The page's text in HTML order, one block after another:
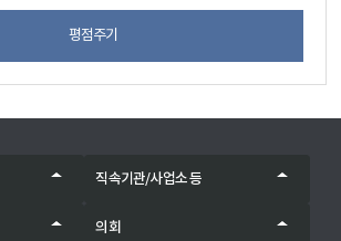
평점주기
직속기관/사업소 등
의회